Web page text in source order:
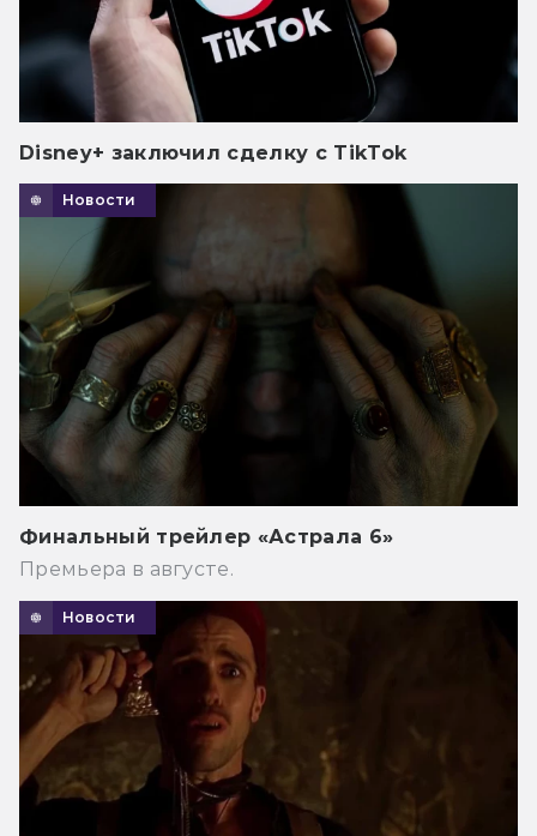
Disney+ заключил сделку с TikTok
Новости
Финальный трейлер «Астрала 6»
Премьера в августе.
Новости